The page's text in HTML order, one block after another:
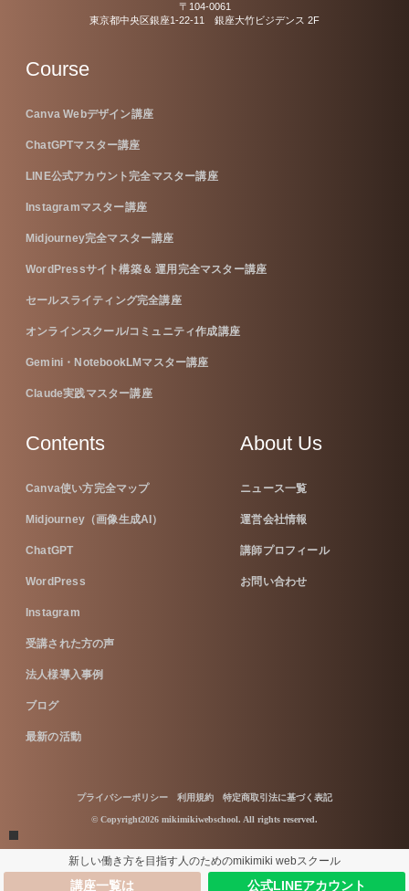
〒104-0061
東京都中央区銀座1-22-11 銀座大竹ビジデンス 2F
Course
Canva Webデザイン講座
ChatGPTマスター講座
LINE公式アカウント完全マスター講座
Instagramマスター講座
Midjourney完全マスター講座
WordPressサイト構築＆ 運用完全マスター講座
セールスライティング完全講座
オンラインスクール/コミュニティ作成講座
Gemini・NotebookLMマスター講座
Claude実践マスター講座
Contents
Canva使い方完全マップ
Midjourney（画像生成AI）
ChatGPT
WordPress
Instagram
受講された方の声
法人様導入事例
ブログ
最新の活動
About Us
ニュース一覧
運営会社情報
講師プロフィール
お問い合わせ
© Copyright2026 mikimikiwebschool. All rights reserved.
プライバシーポリシー 利用規約 特定商取引法に基づく表記
新しい働き方を目指す人のためのmikimiki webスクール
講座一覧は 公式LINEアカウント